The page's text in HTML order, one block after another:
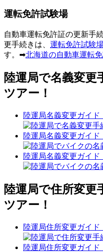
運転免許試験場
自動車運転免許証の更新手
更手続きは、 運転免許試験
す。➡北海道の自動車運転
陸運局で名義変更
ツアー！
陸運局名義変更ガイド
陸運局名義変更ガイド
陸運局名義変更ガイド
陸運局で住所変更
ツアー！
陸運局住所変更ガイド
陸運局住所変更ガイド